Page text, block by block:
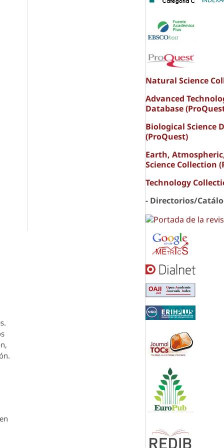
Natural Science
Advanced
Database
Biological Science
(ProQuest)
Earth,
Science Collection
Technology
- Directorios/